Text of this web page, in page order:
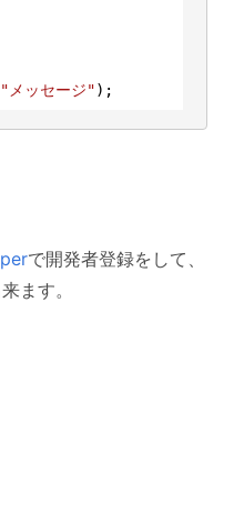
"メッセージ"
で開発者登録をして、
ます。